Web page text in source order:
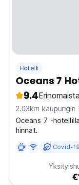
Hotelli
Oceans 7
9.4Erinomaista
2.03km kaupungin
Oceans 7 -
hinnat.
Covid-